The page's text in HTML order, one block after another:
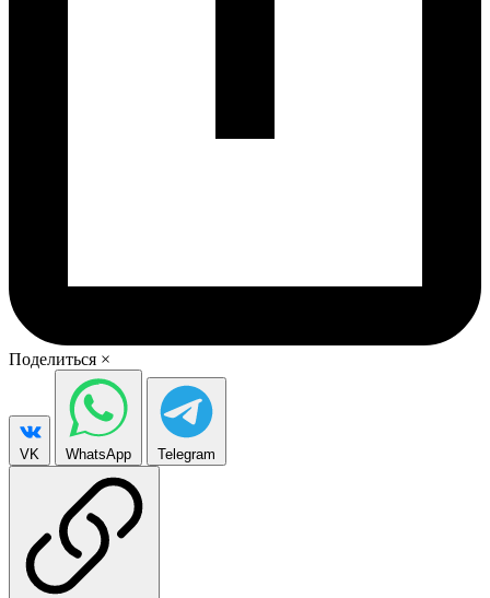
Поделиться ×
VK WhatsApp Telegram